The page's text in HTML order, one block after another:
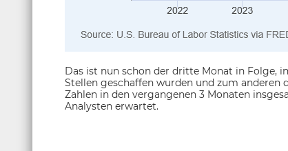
Das ist nun schon der dritte Monat in Folge,
Stellen geschaffen wurden und zum
Zahlen in den vergangenen 3 Monaten
Analysten erwartet.